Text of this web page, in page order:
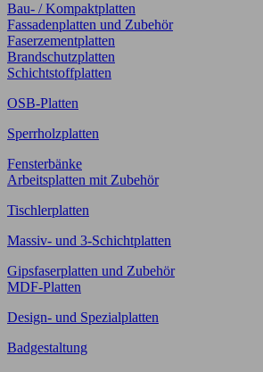
Bau- / Kompaktplatten
Fassadenplatten und Zubehör
Faserzementplatten
Brandschutzplatten
Schichtstoffplatten
OSB-Platten
Sperrholzplatten
Fensterbänke
Arbeitsplatten mit Zubehör
Tischlerplatten
Massiv- und 3-Schichtplatten
Gipsfaserplatten und Zubehör
MDF-Platten
Design- und Spezialplatten
Badgestaltung